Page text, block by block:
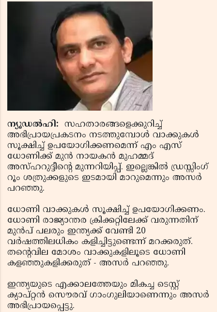
ന്യൂഡല്‍ഹി: സഹതാരങ്ങളെക്കുറിച്ച്
അഭിപ്രായപ്രകടനം നടത്തുമ്പോള്‍ വാക്കുകള്‍
സൂക്ഷിച്ച് ഉപയോഗിക്കണമെന്ന് എം എസ്
ധോണിക്ക് മുന്‍ നായകന്‍ മുഹമ്മദ്
അസ്ഹറുദ്ദീന്റെ മുന്നറിയിപ്പ്. ഇല്ലെങ്കില്‍ ഡ്രസ്സിംഗ്
റൂം ശത്രുക്കളുടെ ഇടമായി മാറുമെന്നും അസര്‍
പറഞ്ഞു.
ധോണി വാക്കുകള്‍ സൂക്ഷിച്ച് ഉപയോഗിക്കണം.
ധോണി രാജ്യാന്തര ക്രിക്കറ്റിലേക്ക് വരുന്നതിന്
മുന്‍പ് പലരും ഇന്ത്യക്ക് വേണ്ടി 20
വര്‍ഷത്തിലധികം കളിച്ചിട്ടുണ്ടെന്ന് മറക്കരുത്.
തന്റെവില മോശം വാക്കുകളിലൂടെ ധോണി
കളഞ്ഞുകളിക്കരുത് - അസര്‍ പറഞ്ഞു.
ഇന്ത്യയുടെ എക്കാലത്തേയും മികച്ച ടെസ്റ്റ്
ക്യാപ്റ്റന്‍ സൌരവ് ഗാംഗുലിയാണെന്നും അസര്‍
അഭിപ്രായപ്പെട്ടു.